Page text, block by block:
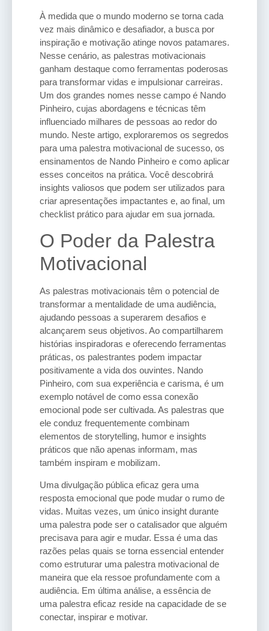
À medida que o mundo moderno se torna cada
vez mais dinâmico e desafiador, a busca por
inspiração e motivação atinge novos patamares.
Nesse cenário, as palestras motivacionais
ganham destaque como ferramentas poderosas
para transformar vidas e impulsionar carreiras.
Um dos grandes nomes nesse campo é Nando
Pinheiro, cujas abordagens e técnicas têm
influenciado milhares de pessoas ao redor do
mundo. Neste artigo, exploraremos os segredos
para uma palestra motivacional de sucesso, os
ensinamentos de Nando Pinheiro e como aplicar
esses conceitos na prática. Você descobrirá
insights valiosos que podem ser utilizados para
criar apresentações impactantes e, ao final, um
checklist prático para ajudar em sua jornada.
O Poder da Palestra
Motivacional
As palestras motivacionais têm o potencial de
transformar a mentalidade de uma audiência,
ajudando pessoas a superarem desafios e
alcançarem seus objetivos. Ao compartilharem
histórias inspiradoras e oferecendo ferramentas
práticas, os palestrantes podem impactar
positivamente a vida dos ouvintes. Nando
Pinheiro, com sua experiência e carisma, é um
exemplo notável de como essa conexão
emocional pode ser cultivada. As palestras que
ele conduz frequentemente combinam
elementos de storytelling, humor e insights
práticos que não apenas informam, mas
também inspiram e mobilizam.
Uma divulgação pública eficaz gera uma
resposta emocional que pode mudar o rumo de
vidas. Muitas vezes, um único insight durante
uma palestra pode ser o catalisador que alguém
precisava para agir e mudar. Essa é uma das
razões pelas quais se torna essencial entender
como estruturar uma palestra motivacional de
maneira que ela ressoe profundamente com a
audiência. Em última análise, a essência de
uma palestra eficaz reside na capacidade de se
conectar, inspirar e motivar.